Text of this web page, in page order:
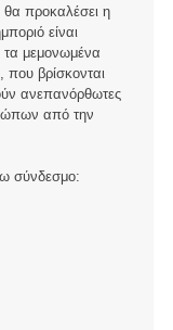
προκαλέσει η
είναι
τα μεμονωμένα
βρίσκονται
ανεπανόρθωτες
από την
σύνδεσμο: